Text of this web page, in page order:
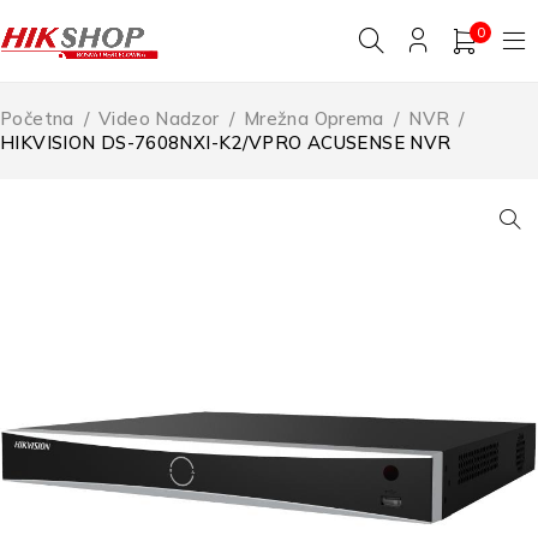
0
Početna / Video Nadzor / Mrežna Oprema / NVR /
HIKVISION DS-7608NXI-K2/VPRO ACUSENSE NVR